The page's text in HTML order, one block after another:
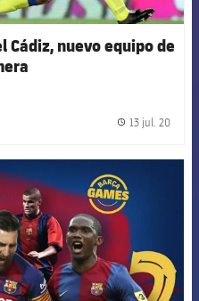
Cádiz, nuevo equipo de
13 jul. 20